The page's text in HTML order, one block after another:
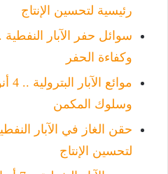
رئيسية لتحسين الإنتاج
وكفاءة الحفر
وسلوك المكمن
لتحسين الإنتاج